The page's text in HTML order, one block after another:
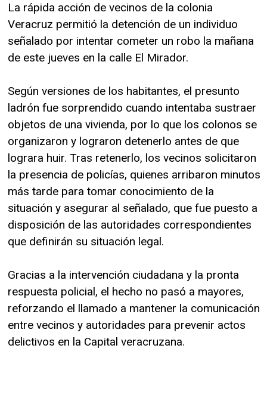
La rápida acción de vecinos de la colonia
Veracruz permitió la detención de un individuo
señalado por intentar cometer un robo la mañana
de este jueves en la calle El Mirador.
Según versiones de los habitantes, el presunto
ladrón fue sorprendido cuando intentaba sustraer
objetos de una vivienda, por lo que los colonos se
organizaron y lograron detenerlo antes de que
lograra huir. Tras retenerlo, los vecinos solicitaron
la presencia de policías, quienes arribaron minutos
más tarde para tomar conocimiento de la
situación y asegurar al señalado, que fue puesto a
disposición de las autoridades correspondientes
que definirán su situación legal.
Gracias a la intervención ciudadana y la pronta
respuesta policial, el hecho no pasó a mayores,
reforzando el llamado a mantener la comunicación
entre vecinos y autoridades para prevenir actos
delictivos en la Capital veracruzana.